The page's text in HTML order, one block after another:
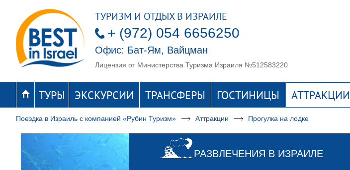
ТУРИЗМ И ОТДЫХ В ИЗРАИЛЕ
+ (972) 054 6656250
Офис: Бат-Ям, Вайцман
Лицензия от Министерства Туризма Израиля №512583220
ТУРЫ ЭКСКУРСИИ ТРАНСФЕРЫ ГОСТИНИЦЫ АТТРАКЦИИ
Поездка в Израиль с компанией «Рубин Туризм» Аттракции Прогулка на лодке
РАЗВЛЕЧЕНИЯ В ИЗРАИЛЕ